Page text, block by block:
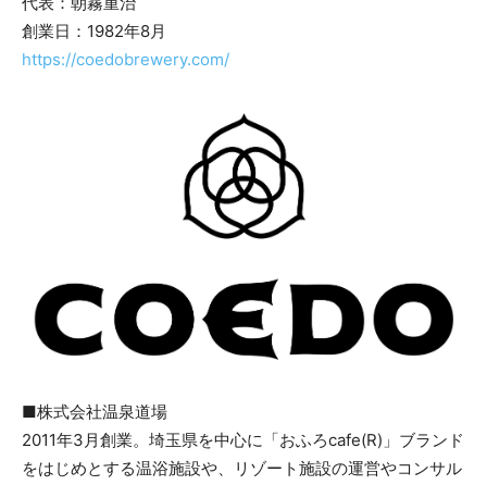
創業日：1982年8月
https://coedobrewery.com/
■株式会社温泉道場
2011年3月創業。埼玉県を中心に「おふろcafe(R)」ブランド
をはじめとする温浴施設や、リゾート施設の運営やコンサル